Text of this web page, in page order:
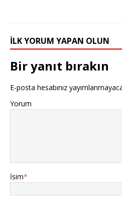
İLK YORUM YAPAN OLUN
Bir yanıt bırakın
E-posta hesabınız
Yorum
İsim*